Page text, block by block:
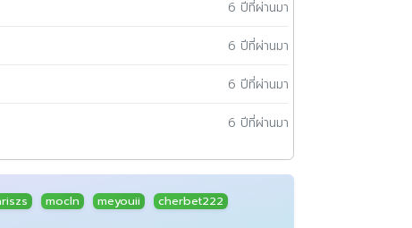
6 ปีที่ผ่านมา
6 ปีที่ผ่านมา
6 ปีที่ผ่านมา
6 ปีที่ผ่านมา
mocln meyouii
cherbet222